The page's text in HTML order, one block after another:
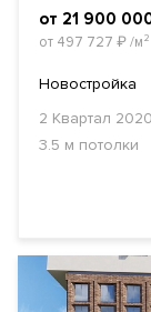
от 21 900
от 497 727 ₽/м²
Новостройка
2 Квартал 2020
3.5 м потолки